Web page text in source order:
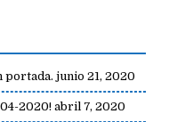
portada. junio 21, 2020
2020! abril 7, 2020